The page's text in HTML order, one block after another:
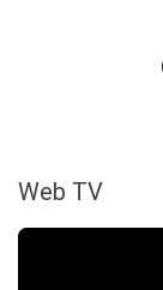
Web TV